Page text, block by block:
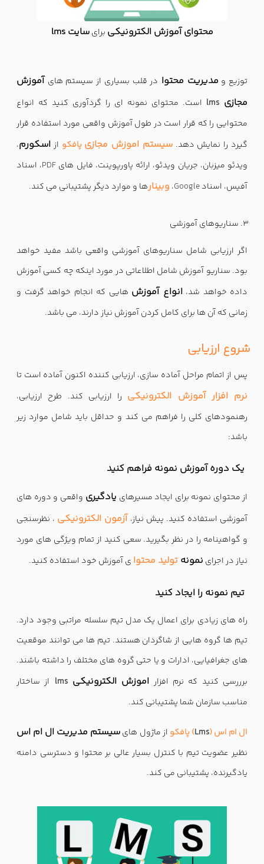
محتوای آموزش الکترونیکی برایسایت lms
توزیع و مدیریت محتوا در قلب بسیاری از سیستم های آموزش
مجازی lms است. محتوای نمونه ای را گردآوری کنید که انواع
محتوایی را که قرار است در طول آموزش واقعی مورد استفاده قرار
گیرد را نمایش دهد.سیستم اموزش مجازی پافکو از اسکورم،
ویدئو میزبان، جریان ویدئو، ارائه پاورپوینت، فایل های PDF، اسناد
آفیس، اسنادGoogle، وبینارها و موارد دیگر پشتیبانی می کند.
سناریوهای آموزشی
اگر ارزیابی شامل سناریوهای آموزشی واقعی باشد مفید خواهد
بود. سناریو آموزش شامل اطلاعاتی در مورد اینکه چه کسی آموزش
داده خواهد شد،انواع آموزش هایی که انجام خواهد گرفت و
زمانی که آن ها برای کامل کردن آموزش نیاز دارند، می باشد.
شروع ارزیابی
پس از اتمام مراحل آماده سازی، ارزیابی کننده اکنون آماده است تا
نرم افزار آموزش الکترونیکی را ارزیابی کند. طرح ارزیابی،
رهنمودهای کلی را فراهم می کند و حداقل باید شامل موارد زیر
باشد:
یک دوره آموزش نمونه فراهم کنید
از محتوای نمونه برای ایجاد مسیرهای یادگیری واقعی و دوره های
آموزشی استفاده کنید. پیش نیاز، آزمون الکترونیکی ، نظرسنجی
و گواهینامه را در نظر بگیرید. سعی کنید از تمام ویژگی های مورد
نیاز در اجرای نمونه تولید محتوا ی آموزش خود استفاده کنید.
تیم نمونه را ایجاد کنید
راه های زیادی برای اعمال یک مدل تیم سلسله مراتبی وجود دارد.
تیم ها گروه هایی از شاگردان هستند. تیم ها می توانند موقعیت
های جغرافیایی، ادارات و یا حتی گروه های مختلف را داشته باشند.
برررسی کنید که نرم افزار اموزش الکترونیکیlms از ساختار
مناسب سازمان شما پشتیبانی کند.
ال ام اس (Lms) پافکو از ماژول هایسیستم مدیریت ال ام اس
نظیر عضویت تیم با کنترل بسیار عالی بر محتوا و دسترسی دامنه
یادگیرنده، پشتیبانی می کند.